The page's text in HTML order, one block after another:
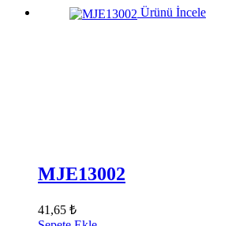
Ürünü İncele
MJE13002
41,65 ₺